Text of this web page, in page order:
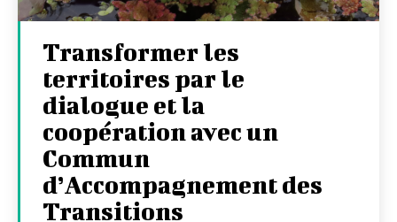
Transformer les
territoires par le
dialogue et la
coopération avec un
Commun
d’Accompagnement des
Transitions